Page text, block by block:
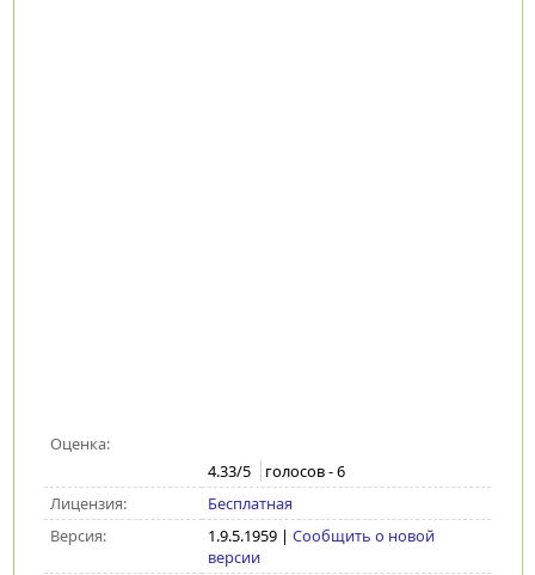
Оценка:
4.33/5 голосов -6
Лицензия:
Бесплатная
Версия:
1.9.5.1959| Сообщить о новой
версии